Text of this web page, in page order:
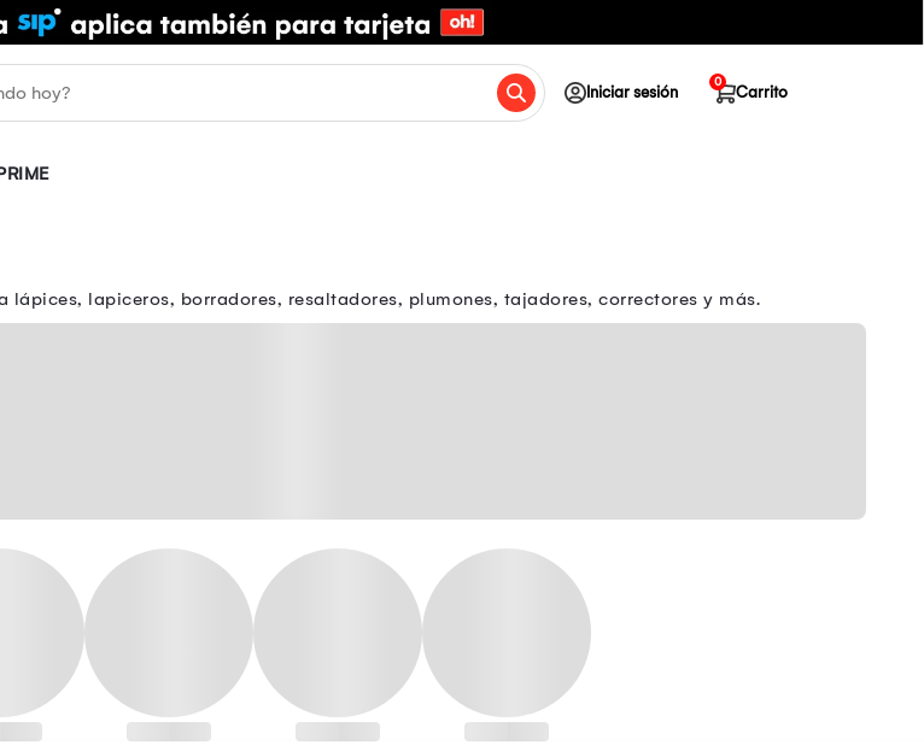
Iniciar sesión Carrito
0
lápices, lapiceros, borradores, resaltadores, plumones, tajadores, correctores y más.